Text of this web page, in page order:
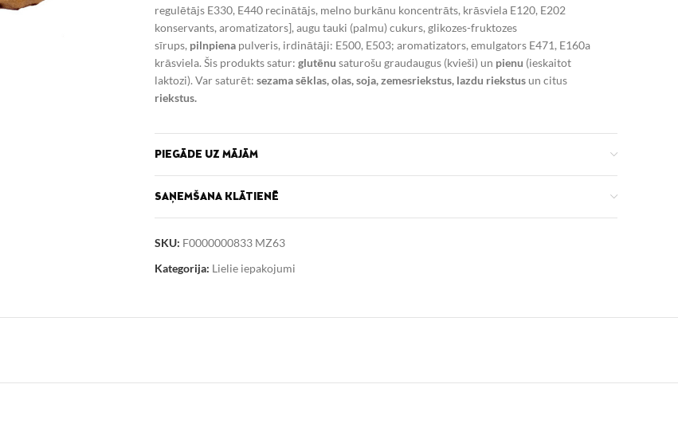
regulētājs E330, E440 recinātājs, melno burkānu koncentrāts, krāsviela E120, E202
konservants, aromatizators], augu tauki (palmu) cukurs, glikozes-fruktozes
sīrups, pilnpiena pulveris, irdinātāji: E500, E503; aromatizators, emulgators E471, E160a
krāsviela. Šis produkts satur: glutēnu saturošu graudaugus (kvieši) un pienu (ieskaitot
laktozi). Var saturēt: sezama sēklas, olas, soja, zemesriekstus, lazdu riekstus un citus
riekstus.
Polija, Izplatītājs Latvijā SIA FIRMA LENAKS, LV 40103144786, Rīga, Irlavas iela 20-31.
Uzglabāšanas nosacījumi
Derīgs līdz: skatīt uz iepakojuma.
Ogļhidrāti 65 g, tostarp cukuri 37 g
PIEGĀDE UZ MĀJĀM
SAŅEMŠANA KLĀTIENĒ
SKU: F0000000833 MZ63
Kategorija: Lielie iepakojumi